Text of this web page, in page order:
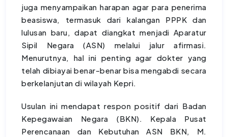
juga menyampaikan harapan agar para penerima
beasiswa, termasuk dari kalangan PPPK dan
lulusan baru, dapat diangkat menjadi Aparatur
Sipil Negara (ASN) melalui jalur afirmasi.
Menurutnya, hal ini penting agar dokter yang
telah dibiayai benar-benar bisa mengabdi secara
berkelanjutan di wilayah Kepri.
Usulan ini mendapat respon positif dari Badan
Kepegawaian Negara (BKN). Kepala Pusat
Perencanaan dan Kebutuhan ASN BKN, M.